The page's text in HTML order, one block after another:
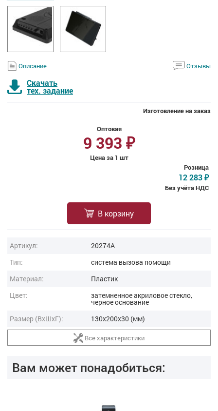
Описание Отзывы
Скачать
тех. задание
Изготовление на заказ
Оптовая
9 393 ₽
Цена за 1 шт
Розница
12 283 ₽
Без учёта НДС
В корзину
Артикул:
20274A
Тип:
система вызова помощи
Материал:
Пластик
Цвет:
затемненное акриловое стекло,
черное основание
Размер (ВxШxГ):
130x200x30 (мм)
Все характеристики
Вам может понадобиться: